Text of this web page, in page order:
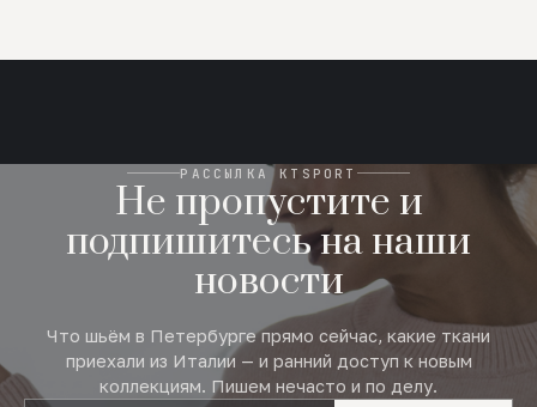
РАССЫЛКА KTSPORT
Не пропустите и
подпишитесь на наши
новости
Что шьём в Петербурге прямо сейчас, какие ткани
приехали из Италии — и ранний доступ к новым
коллекциям. Пишем нечасто и по делу.